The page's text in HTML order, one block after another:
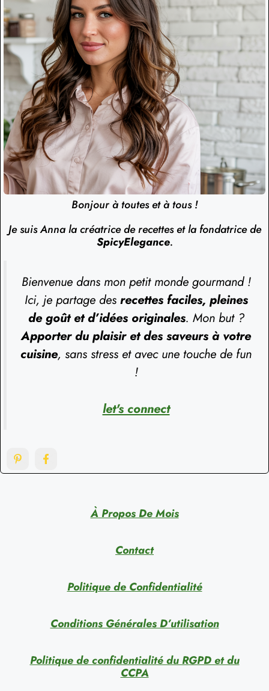
Bonjour à toutes et à tous !
Je suis Anna la créatrice de recettes et la fondatrice de
SpicyElegance.
Bienvenue dans mon petit monde gourmand !
Ici, je partage des recettes faciles, pleines
de goût et d’idées originales. Mon but ?
Apporter du plaisir et des saveurs à votre
cuisine, sans stress et avec une touche de fun
!
let's connect
À Propos De Mois
Contact
Politique de Confidentialité
Conditions Générales D’utilisation
Politique de confidentialité du RGPD et du
CCPA